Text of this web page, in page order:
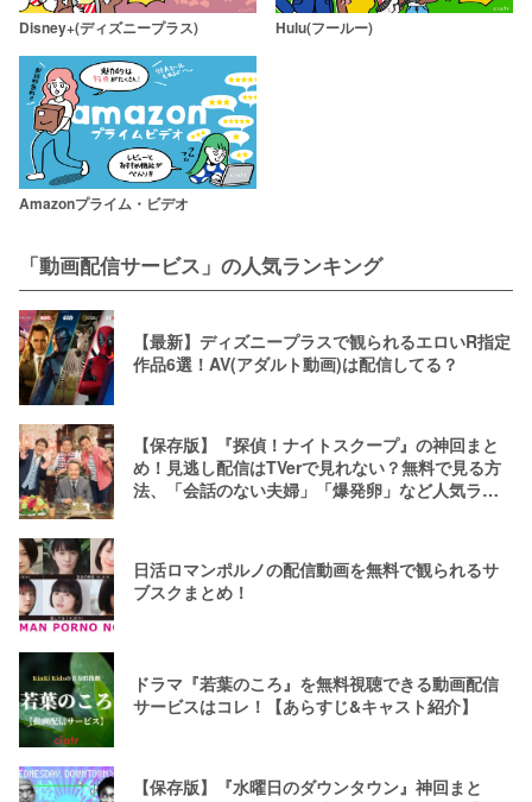
Disney+(ディズニープラス) Hulu(フールー)
Amazonプライム・ビデオ
「動画配信サービス」の人気ランキング
【最新】ディズニープラスで観られるエロいR指定
作品6選！AV(アダルト動画)は配信してる？
【保存版】『探偵！ナイトスクープ』の神回まと
め！見逃し配信はTVerで見れない？無料で見る方
法、「会話のない夫婦」「爆発卵」など人気ラン
日活ロマンポルノの配信動画を無料で観られるサ
ブスクまとめ！
ドラマ『若葉のころ』を無料視聴できる動画配信
サービスはコレ！【あらすじ&キャスト紹介】
【保存版】『水曜日のダウンタウン』神回まと